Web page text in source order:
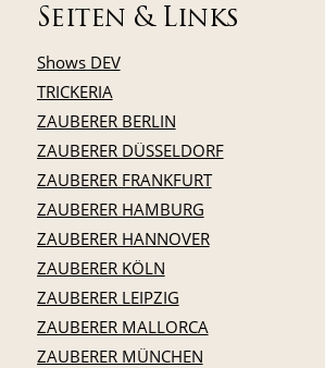
Seiten & Links
Shows DEV
TRICKERIA
ZAUBERER BERLIN
ZAUBERER DÜSSELDORF
ZAUBERER FRANKFURT
ZAUBERER HAMBURG
ZAUBERER HANNOVER
ZAUBERER KÖLN
ZAUBERER LEIPZIG
ZAUBERER MALLORCA
ZAUBERER MÜNCHEN